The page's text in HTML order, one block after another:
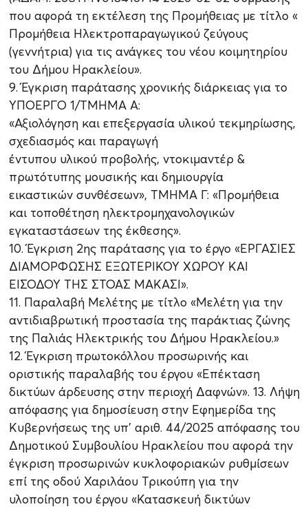
που αφορά τη εκτέλεση της Προμήθειας με τίτλο «
Προμήθεια Ηλεκτροπαραγωγικού ζεύγους
(γεννήτρια) για τις ανάγκες του νέου κοιμητηρίου
του Δήμου Ηρακλείου».
9. Έγκριση παράτασης χρονικής διάρκειας για το
ΥΠΟΕΡΓΟ 1/ΤΜΗΜΑ Α:
«Αξιολόγηση και επεξεργασία υλικού τεκμηρίωσης,
σχεδιασμός και παραγωγή
έντυπου υλικού προβολής, ντοκιμαντέρ &
πρωτότυπης μουσικής και δημιουργία
εικαστικών συνθέσεων», ΤΜΗΜΑ Γ: «Προμήθεια
και τοποθέτηση ηλεκτρομηχανολογικών
εγκαταστάσεων της έκθεσης».
10. Έγκριση 2ης παράτασης για το έργο «ΕΡΓΑΣΙΕΣ
ΔΙΑΜΟΡΦΩΣΗΣ ΕΞΩΤΕΡΙΚΟΥ ΧΩΡΟΥ ΚΑΙ
ΕΙΣΟΔΟΥ ΤΗΣ ΣΤΟΑΣ ΜΑΚΑΣΙ».
11. Παραλαβή Μελέτης με τίτλο «Μελέτη για την
αντιδιαβρωτική προστασία της παράκτιας ζώνης
της Παλιάς Ηλεκτρικής του Δήμου Ηρακλείου.»
12. Έγκριση πρωτοκόλλου προσωρινής και
οριστικής παραλαβής του έργου «Επέκταση
δικτύων άρδευσης στην περιοχή Δαφνών». 13. Λήψη
απόφασης για δημοσίευση στην Εφημερίδα της
Κυβερνήσεως της υπ’ αριθ. 44/2025 απόφασης του
Δημοτικού Συμβουλίου Ηρακλείου που αφορά την
έγκριση προσωρινών κυκλοφοριακών ρυθμίσεων
επί της οδού Χαριλάου Τρικούπη για την
υλοποίηση του έργου «Κατασκευή δικτύων